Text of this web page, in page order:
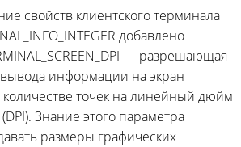
свойств клиентского терминала
добавлено
— разрешающая
информации на экран
количестве точек на линейный дюйм
Знание этого параметра
размеры графических